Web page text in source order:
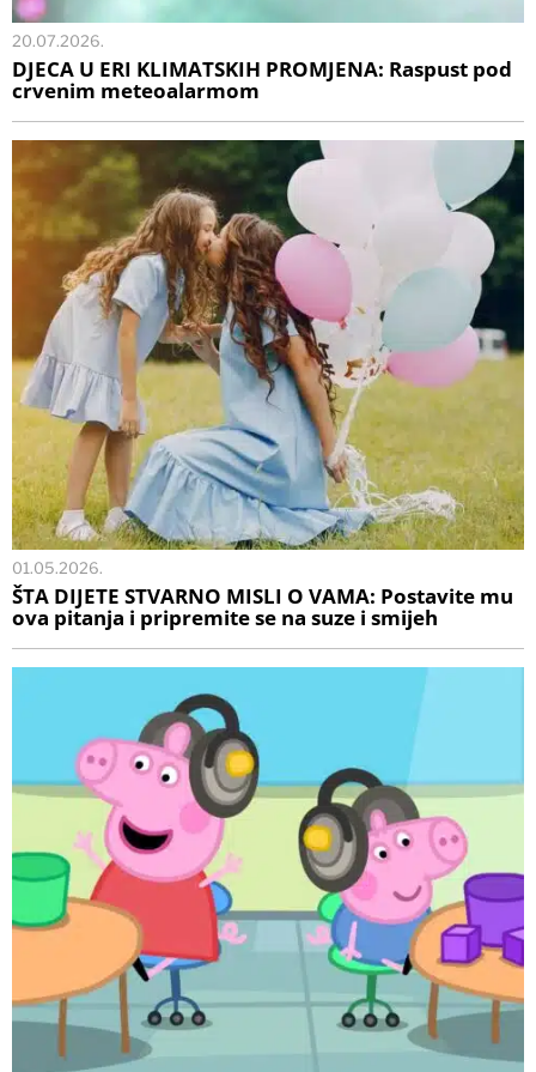
20.07.2026.
DJECA U ERI KLIMATSKIH PROMJENA: Raspust pod
crvenim meteoalarmom
01.05.2026.
ŠTA DIJETE STVARNO MISLI O VAMA: Postavite mu
ova pitanja i pripremite se na suze i smijeh